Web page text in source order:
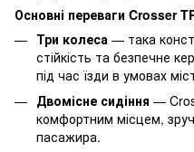
Основні переваги Crosser
Три колеса — така
стійкість та безпечне
під час їзди в умовах
Двомісне сидіння —
комфортним місцем,
пасажира.